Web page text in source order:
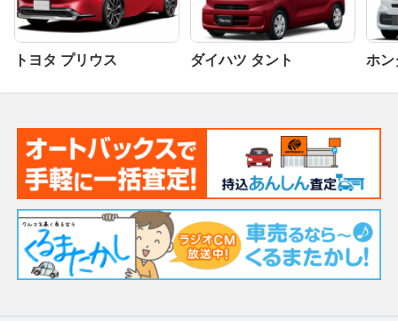
トヨタ プリウス ダイハツ タント ホン